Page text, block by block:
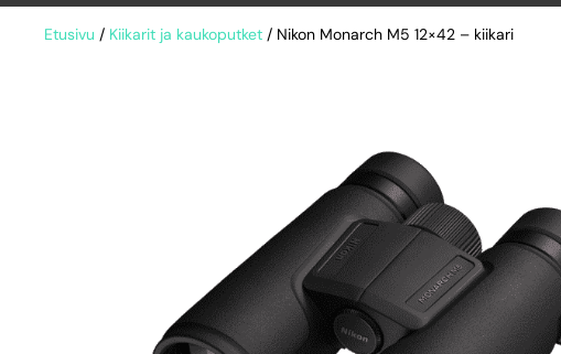
Etusivu / Kiikarit ja kaukoputket / Nikon Monarch M5 12×42 – kiikari